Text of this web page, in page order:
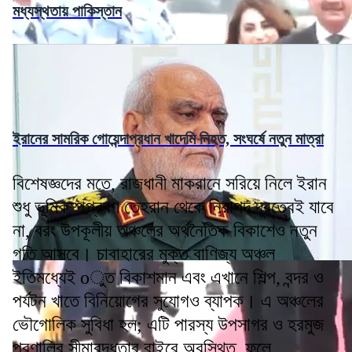
মধ্যস্থতায় পাকিস্তান
ইরানের সামরিক গোয়েন্দাপ্রধান খাদেমি নিহত, সংঘর্ষে নতুন মাত্রা
বিশেষজ্ঞদের মতে, রাজধানী মাকরানে সরিয়ে নিলে ইরান
শুধু ভূমিকম্পপ্রবণ তেহরান থেকে নিরাপদ দূরত্বেই যাবে
না, বরং উপকূলীয় অঞ্চলের অর্থনৈতিক বিকাশেও নতুন
গতি আসবে। চাবাহারের মুক্ত বাণিজ্য অঞ্চল
ইতিমধ্যেই oুত বিকাশমান এবং এখানে শিল্প, বন্দর ও
পর্যটন খাতে বিনিয়োগের সুযোগও ব্যাপক। এ অঞ্চলের
ভৌগোলিক সুবিধা হল; এটি পারস্য উপসাগর ও হরমুজ
প্রণালির সীমাবদ্ধতার বাইরে অবস্থিত, ফলে